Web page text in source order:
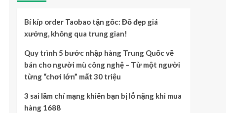
Bí kíp order Taobao tận gốc: Đồ đẹp giá
xưởng, không qua trung gian!
Quy trình 5 bước nhập hàng Trung Quốc về
bán cho người mù công nghệ – Từ một người
từng “chơi lớn” mất 30 triệu
3 sai lầm chí mạng khiến bạn bị lỗ nặng khi mua
hàng 1688